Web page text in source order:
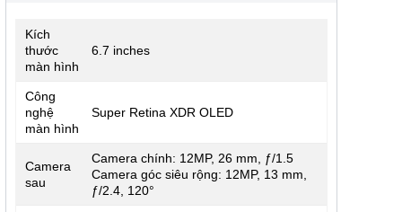
Kích
thước
màn hình
6.7 inches
Công
nghệ
màn hình
Super Retina XDR OLED
Camera
sau
Camera chính: 12MP, 26 mm, ƒ/1.5
Camera góc siêu rộng: 12MP, 13 mm,
ƒ/2.4, 120°